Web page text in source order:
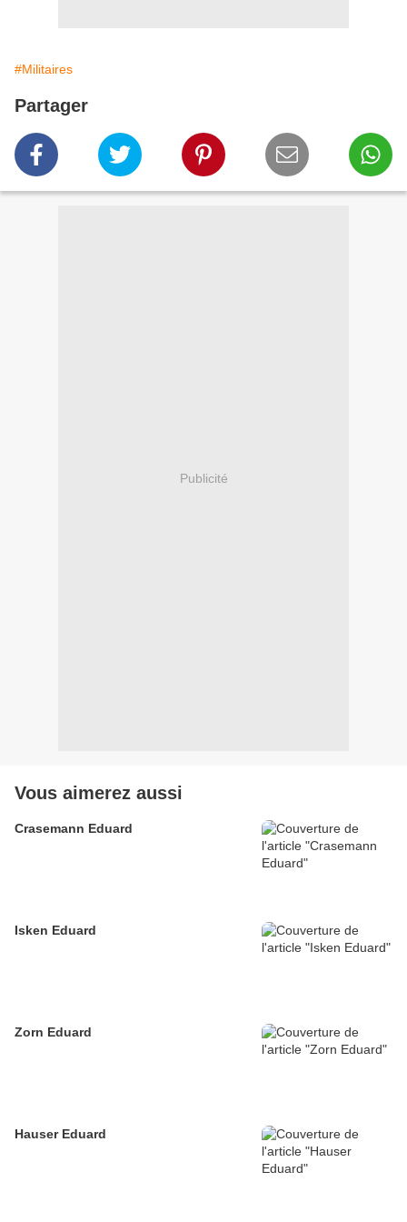
#Militaires
Partager
Publicité
Vous aimerez aussi
Crasemann Eduard
Isken Eduard
Zorn Eduard
Hauser Eduard